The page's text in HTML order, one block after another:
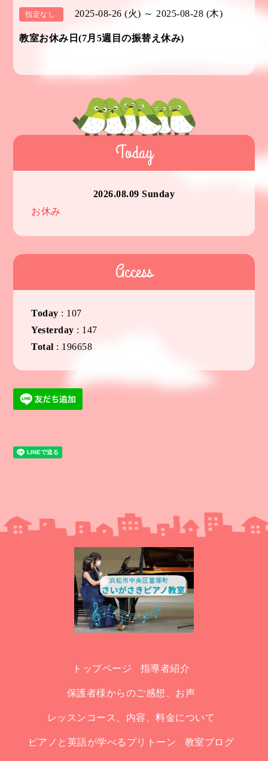
指定なし 2025-08-26 (火) ～ 2025-08-28 (木)
教室お休み日(7月5週目の振替え休み)
Today
2026.08.09 Sunday
お休み
Access
Today : 107
Yesterday : 147
Total : 196658
トップページ 指導者紹介
保護者様からのご感想、お声
レッスンコース、内容、料金について
ピアノと英語が学べるプリトーン 教室ブログ